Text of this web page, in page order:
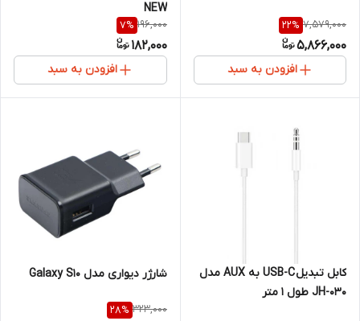
7,579,000
22%
5,866,000
افزودن به سبد
NEW
196,000
7%
182,000
افزودن به سبد
کابل تبدیل USB-C به AUX مدل
JH-030 طول 1 متر
شارژر دیواری مدل Galaxy S10
323,000
28%